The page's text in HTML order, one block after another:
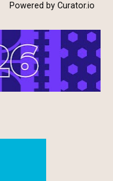
Powered by Curator.io